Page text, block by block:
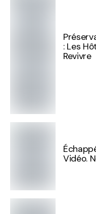
: Les
Revivre
Vidéo.